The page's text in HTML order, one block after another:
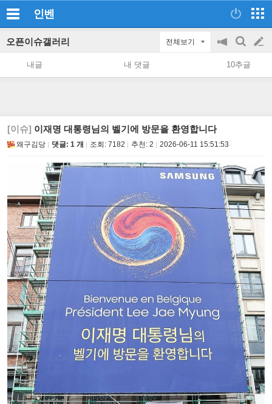
인벤
오픈이슈갤러리 전체보기
공
지
on/off
검
색
글
쓰
내글 내 댓글 10추글
[이슈] 이재명 대통령님의 벨기에 방문을 환영합니다
왜구김당 댓글: 1 개 조회: 7182 추천: 2 2026-06-11 15:51:53